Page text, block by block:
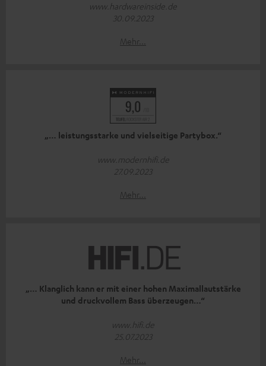
www.hardwareinside.de
30.09.2023
Mehr...
„… leistungsstarke und vielseitige Partybox.“
www.modernhifi.de
27.09.2023
Mehr...
„… Klanglich kann er mit einer hohen Maximallautstärke
und druckvollem Bass überzeugen…“
www.hifi.de
25.07.2023
Mehr...